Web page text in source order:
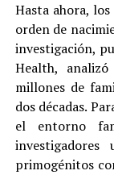
Hasta ahora,
orden de
investigación,
Health,
millones de
dos décadas.
el entorno
primogénitos